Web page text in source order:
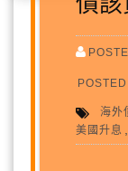
海外
美國升息